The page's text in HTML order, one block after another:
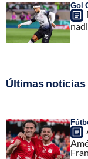
Gol
Últimas noticias